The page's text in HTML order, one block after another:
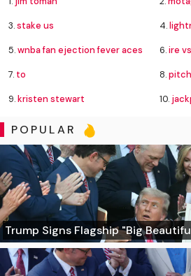
3.stake us 4.
5.wnba fan ejection fever aces 6.ire
7. to 8.
9.kristen stewart 10.
POPULAR
Trump Signs Flagship "Big